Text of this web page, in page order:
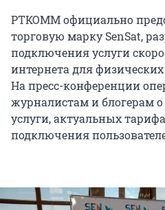
РТКОММ официально
торговую марку SenSat,
подключения услуги
интернета для
На пресс-конференции
журналистам и блогерам
услуги, актуальных
подключения